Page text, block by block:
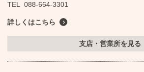
TEL
088-664-3301
詳しくはこちら
支店・営業所を見る